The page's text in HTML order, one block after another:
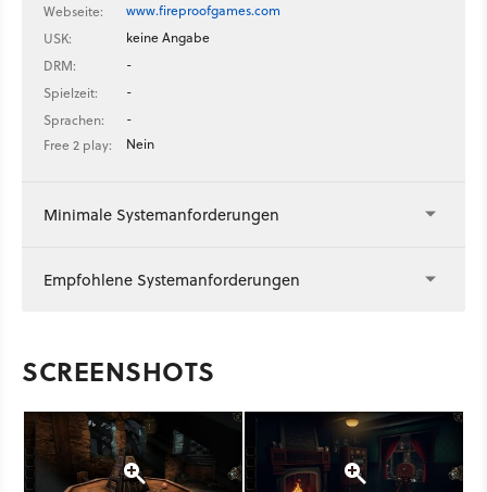
Webseite:
www.fireproofgames.com
USK:
keine Angabe
DRM:
-
Spielzeit:
-
Sprachen:
-
Free 2 play:
Nein
Minimale Systemanforderungen
Empfohlene Systemanforderungen
SCREENSHOTS